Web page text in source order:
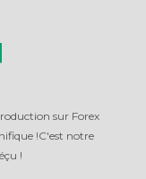
sur Forex
!C'est notre
!